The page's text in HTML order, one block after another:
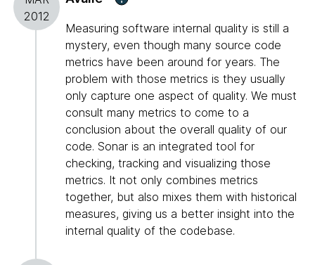
2012
Measuring software internal quality is still a
mystery, even though many source code
metrics have been around for years. The
problem with those metrics is they usually
only capture one aspect of quality. We must
consult many metrics to come to a
conclusion about the overall quality of our
code. Sonar is an integrated tool for
checking, tracking and visualizing those
metrics. It not only combines metrics
together, but also mixes them with historical
measures, giving us a better insight into the
internal quality of the codebase.